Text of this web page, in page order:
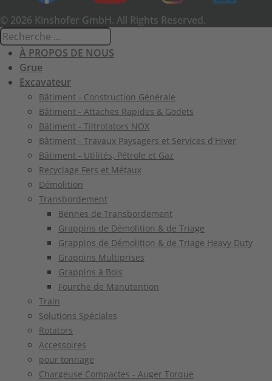
© 2026 Kinshofer GmbH. All Rights Reserved.
À PROPOS DE NOUS
Grue
Excavateur
Bâtiment - Construction Générale
Bâtiment - Attaches Rapides & Godets
Bâtiment - Tiltrotators NOX
Bâtiment - Travaux Paysagers et Services d'Hiver
Bâtiment - Utilités, Pétrole et Gaz
Recyclage Fers et Métaux
Démolition
Transbordement
Bennes de Transbordement
Grappins de Démolition & de Triage
Grappins de Démolition & de Triage Heavy Duty
Grappins Multiprises
Grappins à Bois
Fourche de Manutention
Train
Solutions Spéciales
Rotators
Accessoires
pour tonnage
Chargeuse Compactes - Auger Torque